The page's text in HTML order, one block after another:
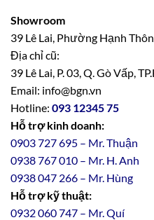
Showroom
39 Lê Lai, Phường Hạnh
Địa chỉ cũ:
39 Lê Lai, P. 03, Q. Gò Vấp,
Email: info@bgn.vn
Hotline: 093 12345 75
Hỗ trợ kinh doanh:
0903 727 695 – Mr. Thuận
0938 767 010 – Mr. H. Anh
0938 047 266 – Mr. Hùng
Hỗ trợ kỹ thuật:
0932 060 747 – Mr. Quí